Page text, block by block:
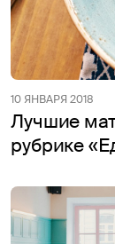
10 ЯНВАРЯ 2018
Лучшие
рубрике